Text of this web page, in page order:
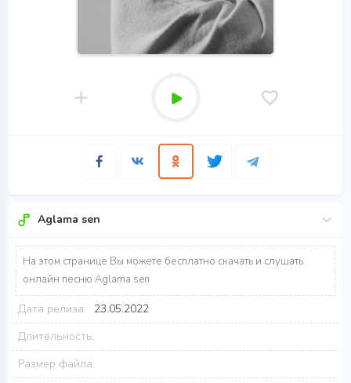
Aglama sen
На этом странице Вы можете бесплатно скачать и слушать
онлайн песню Aglama sen
Дата релиза:
23.05.2022
Длительность:
Размер файла: